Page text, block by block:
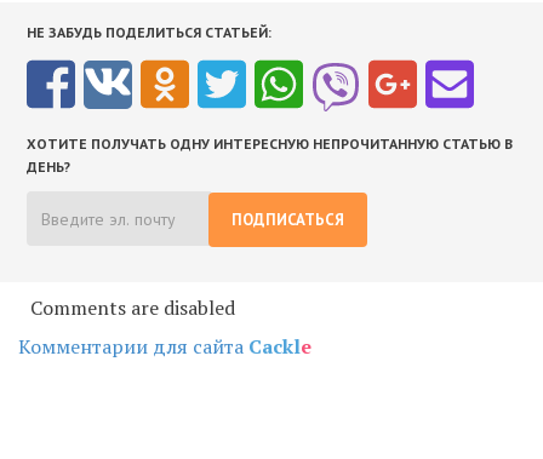
НЕ ЗАБУДЬ ПОДЕЛИТЬСЯ СТАТЬЕЙ:
ХОТИТЕ ПОЛУЧАТЬ ОДНУ ИНТЕРЕСНУЮ НЕПРОЧИТАННУЮ СТАТЬЮ В
ДЕНЬ?
ПОДПИСАТЬСЯ
Comments are disabled
Комментарии для сайта Cackle